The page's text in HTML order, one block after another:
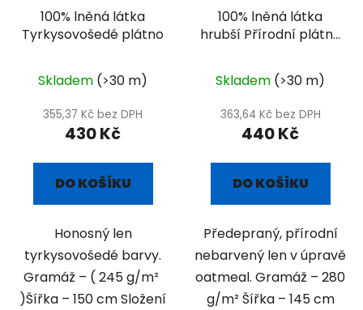
100% lněná látka
Tyrkysovošedé plátno
Skladem (>30 m)
355,37 Kč bez DPH
430 Kč
DO KOŠÍKU
Honosný len
tyrkysovošedé barvy.
Gramáž – ( 245 g/m²
)Šířka – 150 cm Složení
100% lněná látka
hrubší Přírodní plátno
Skladem (>30 m)
363,64 Kč bez DPH
440 Kč
DO KOŠÍKU
Předepraný, přírodní
nebarvený len v úpravě
oatmeal. Gramáž – 280
g/m² Šířka – 145 cm